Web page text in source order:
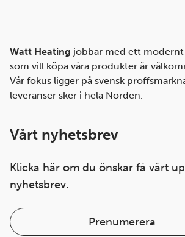
Watt Heating jobbar med ett modernt
som vill köpa våra produkter är
Vår fokus ligger på svensk
leveranser sker i hela Norden.
Vårt nyhetsbrev
Klicka här om du önskar få vårt
nyhetsbrev.
Prenumerera